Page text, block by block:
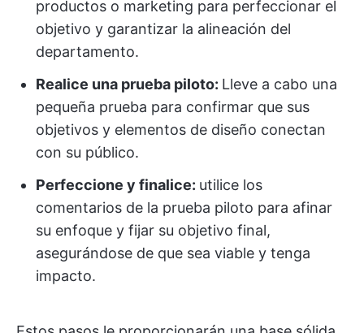
productos o marketing para perfeccionar el
objetivo y garantizar la alineación del
departamento.
Realice una prueba piloto: Lleve a cabo una
pequeña prueba para confirmar que sus
objetivos y elementos de diseño conectan
con su público.
Perfeccione y finalice: utilice los
comentarios de la prueba piloto para afinar
su enfoque y fijar su objetivo final,
asegurándose de que sea viable y tenga
impacto.